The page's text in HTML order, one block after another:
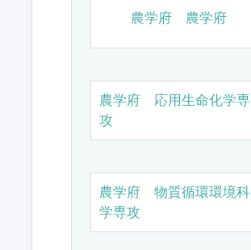
農学府 農学府
農学府 応用生命化学専
攻
農学府 物質循環環境科
学専攻